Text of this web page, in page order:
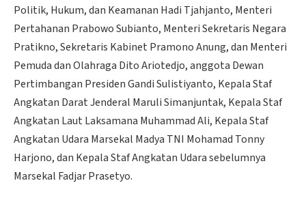
Politik, Hukum, dan Keamanan Hadi Tjahjanto, Menteri
Pertahanan Prabowo Subianto, Menteri Sekretaris Negara
Pratikno, Sekretaris Kabinet Pramono Anung, dan Menteri
Pemuda dan Olahraga Dito Ariotedjo, anggota Dewan
Pertimbangan Presiden Gandi Sulistiyanto, Kepala Staf
Angkatan Darat Jenderal Maruli Simanjuntak, Kepala Staf
Angkatan Laut Laksamana Muhammad Ali, Kepala Staf
Angkatan Udara Marsekal Madya TNI Mohamad Tonny
Harjono, dan Kepala Staf Angkatan Udara sebelumnya
Marsekal Fadjar Prasetyo.